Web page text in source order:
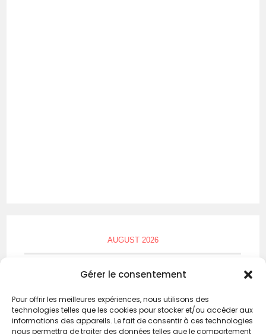
Gérer le consentement
Pour offrir les meilleures expériences, nous utilisons des
technologies telles que les cookies pour stocker et/ou accéder aux
informations des appareils. Le fait de consentir à ces technologies
nous permettra de traiter des données telles que le comportement
AUGUST 2026
3 4 5 6 7 8 9